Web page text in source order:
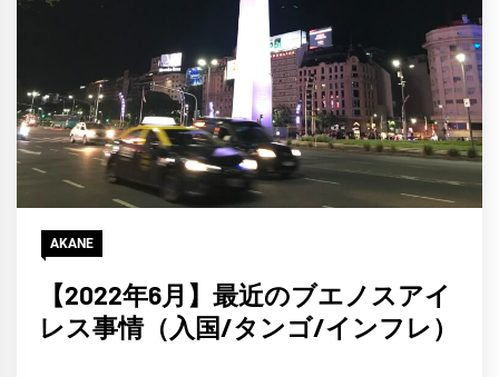
AKANE
【2022年6月】最近のブエノスアイ
レス事情（入国/タンゴ/インフレ）